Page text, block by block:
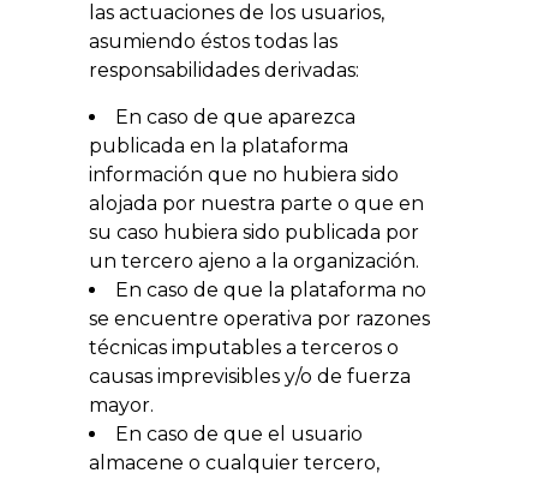
las actuaciones de los usuarios,
asumiendo éstos todas las
responsabilidades derivadas:
En caso de que aparezca
publicada en la plataforma
información que no hubiera sido
alojada por nuestra parte o que en
su caso hubiera sido publicada por
un tercero ajeno a la organización.
En caso de que la plataforma no
se encuentre operativa por razones
técnicas imputables a terceros o
causas imprevisibles y/o de fuerza
mayor.
En caso de que el usuario
almacene o cualquier tercero,